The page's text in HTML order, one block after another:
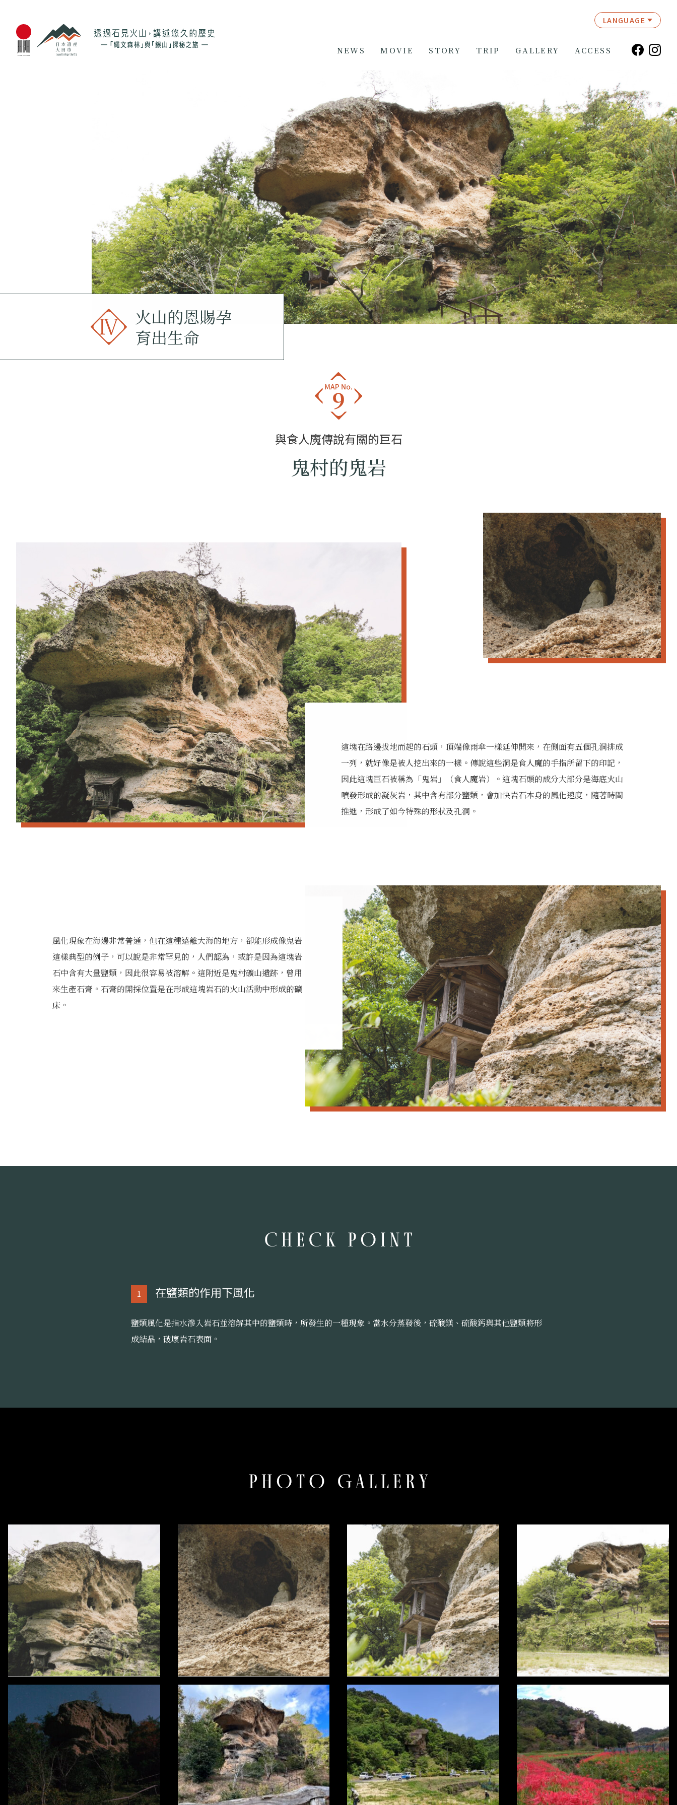
NEWS MOVIE STORY TRIP GALLERY ACCESS
LANGUAGE
火山的恩賜孕
育出生命
與食人魔傳說有關的巨石
鬼村的鬼岩
風化現象在海邊非常普通，但在這種遠離大海的地方，卻能形成像鬼岩
這樣典型的例子，可以說是非常罕見的，人們認為，或許是因為這塊岩
石中含有大量鹽類，因此很容易被溶解。這附近是鬼村礦山遺跡，曾用
來生產石膏。石膏的開採位置是在形成這塊岩石的火山活動中形成的礦
床。
這塊在路邊拔地而起的石頭，頂端像雨傘一樣延伸開來，在側面有五個孔洞排成
一列，就好像是被人挖出來的一樣。傳說這些洞是食人魔的手指所留下的印記，
因此這塊巨石被稱為「鬼岩」（食人魔岩）。這塊石頭的成分大部分是海底火山
噴發形成的凝灰岩，其中含有部分鹽類，會加快岩石本身的風化速度，隨著時間
推進，形成了如今特殊的形狀及孔洞。
1 在鹽類的作用下風化
鹽類風化是指水滲入岩石並溶解其中的鹽類時，所發生的一種現象。當水分蒸發後，硫酸鎂、硫酸鈣與其他鹽類將形
成結晶，破壞岩石表面。